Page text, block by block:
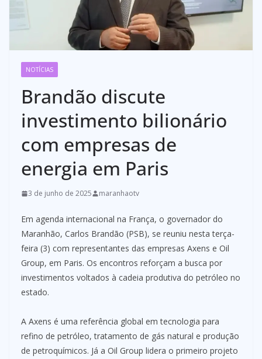
NOTÍCIAS
Brandão discute
investimento bilionário
com empresas de
energia em Paris
3 de junho de 2025 maranhaotv
Em agenda internacional na França, o governador do
Maranhão, Carlos Brandão (PSB), se reuniu nesta terça-
feira (3) com representantes das empresas Axens e Oil
Group, em Paris. Os encontros reforçam a busca por
investimentos voltados à cadeia produtiva do petróleo no
estado.
A Axens é uma referência global em tecnologia para
refino de petróleo, tratamento de gás natural e produção
de petroquímicos. Já a Oil Group lidera o primeiro projeto